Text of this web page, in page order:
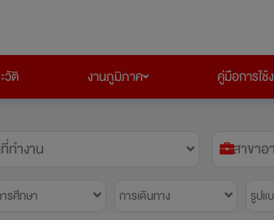
วัติ งานภูมิภาค คู่มือการใช้
ทำงาน
สาขา
รศึกษา การเดินทาง รูปแ